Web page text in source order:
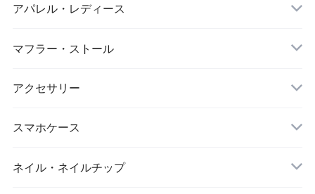
ステッカー
スポーツブラ
レギンス・スパッツ
スポーツウェアセット
リップ・唇
マスク
ダイエット
アイマスク
アパレル・レディース
レッグウォーマー
マフラー・ストール
大判ストール
アクセサリー
キーホルダー
スマホケース
iPhone
ネイル・ネイルチップ